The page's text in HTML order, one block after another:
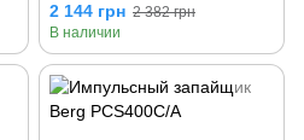
2 144 грн 2 382 грн
В наличии